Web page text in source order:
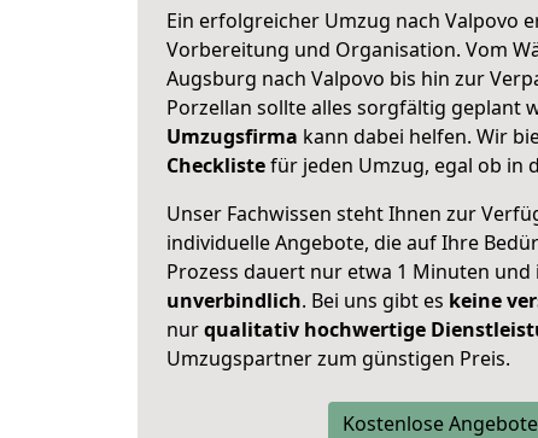
Ein erfolgreicher Umzug nach Valpovo
Vorbereitung und Organisation. Vom
Augsburg nach Valpovo bis hin zur
Porzellan sollte alles sorgfältig geplant
Umzugsfirma kann dabei helfen. Wir
Checklistefür jeden Umzug, egal ob in
Unser Fachwissen steht Ihnen zur
individuelle Angebote, die auf Ihre
Prozess dauert nur etwa 1 Minuten und
unverbindlich. Bei uns gibt es keine
nurqualitativ hochwertige
Umzugspartner zum günstigen Preis.
Kostenlose